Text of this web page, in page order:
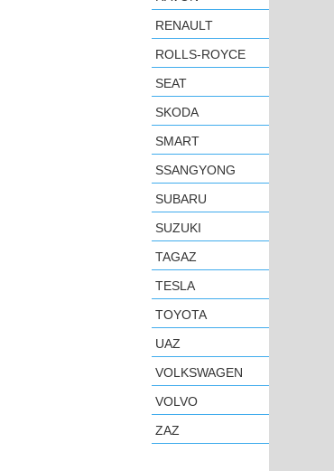
RENAULT
ROLLS-ROYCE
SEAT
SKODA
SMART
SSANGYONG
SUBARU
SUZUKI
TAGAZ
TESLA
TOYOTA
UAZ
VOLKSWAGEN
VOLVO
ZAZ